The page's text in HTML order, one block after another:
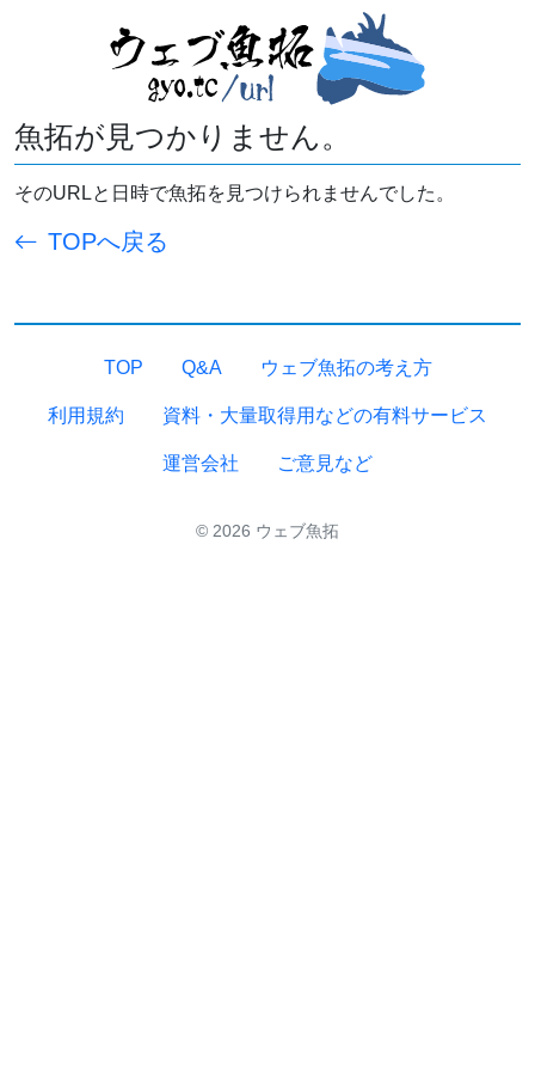
魚拓が見つかりません。
そのURLと日時で魚拓を見つけられませんでした。
TOPへ戻る
TOP Q&A ウェブ魚拓の考え方
利用規約 資料・大量取得用などの有料サービス
運営会社 ご意見など
© 2026 ウェブ魚拓